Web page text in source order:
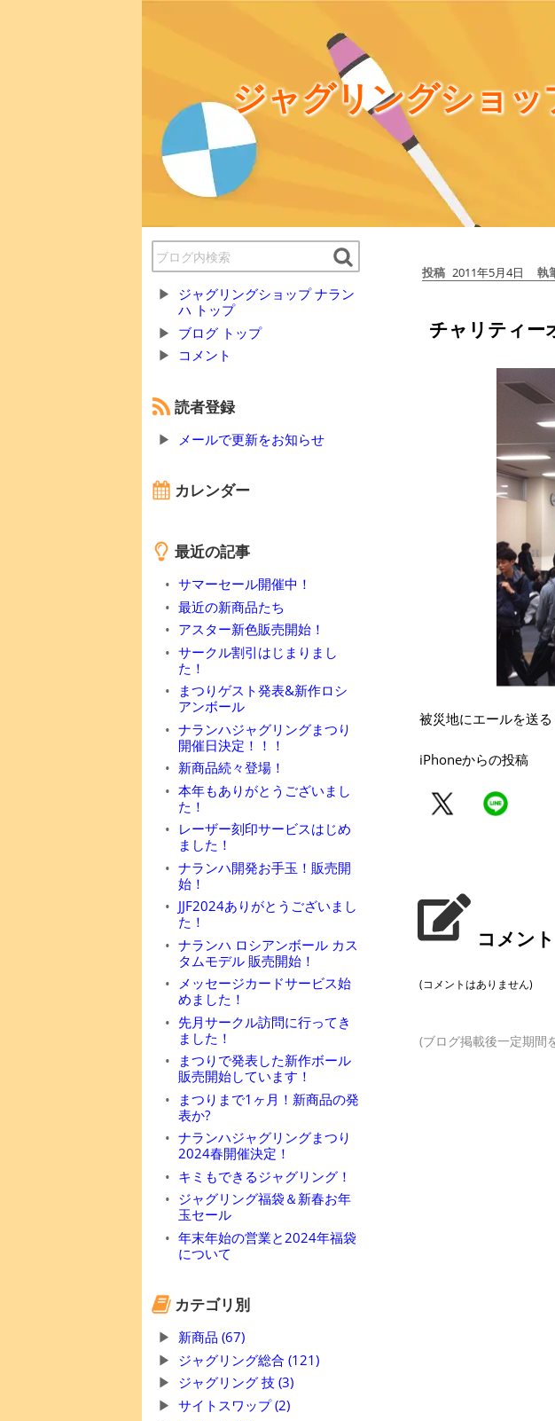
ジャグリングショ
ジャグリングショップ ナラン
ハ トップ
ブログ トップ
コメント
読者登録
メールで更新をお知らせ
カレンダー
最近の記事
サマーセール開催中！
最近の新商品たち
アスター新色販売開始！
サークル割引はじまりまし
た！
まつりゲスト発表&新作ロシ
アンボール
ナランハジャグリングまつり
開催日決定！！！
新商品続々登場！
本年もありがとうございまし
た！
レーザー刻印サービスはじめ
ました！
ナランハ開発お手玉！販売開
始！
JJF2024ありがとうございまし
た！
ナランハ ロシアンボール カス
タムモデル 販売開始！
メッセージカードサービス始
めました！
先月サークル訪問に行ってき
ました！
まつりで発表した新作ボール
販売開始しています！
まつりまで1ヶ月！新商品の発
表か?
ナランハジャグリングまつり
2024春開催決定！
キミもできるジャグリング！
ジャグリング福袋＆新春お年
玉セール
年末年始の営業と2024年福袋
について
カテゴリ別
新商品 (67)
ジャグリング総合 (121)
ジャグリング 技 (3)
サイトスワップ (2)
投稿 2011年5月4日 執
チャリティー
被災地にエールを送る
iPhoneからの投稿
コメント
(コメントはありません)
(ブログ掲載後一定期間